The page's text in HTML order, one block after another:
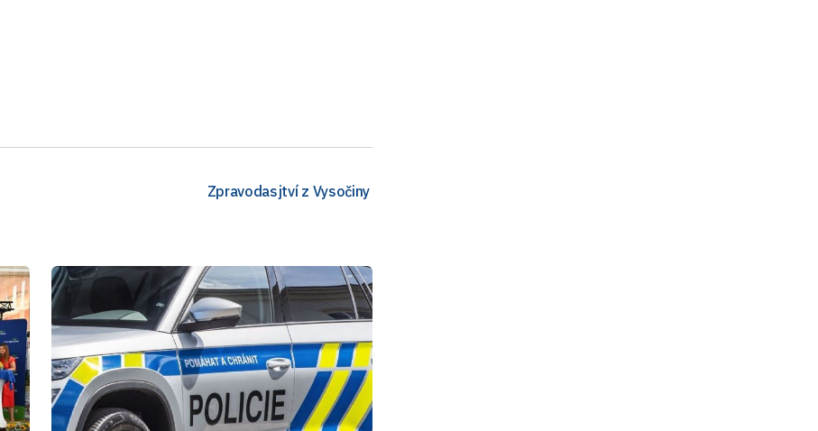
Zpravodasjtví z Vysočiny